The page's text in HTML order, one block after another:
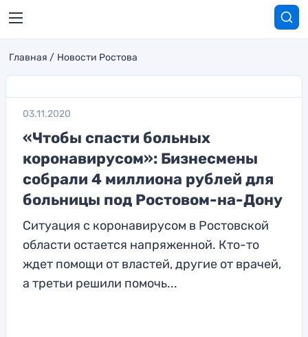
Главная Новости Ростова
03.11.2020
«Чтобы спасти больных
коронавирусом»: Бизнесмены
собрали 4 миллиона рублей для
больницы под Ростовом-на-Дону
Ситуация с коронавирусом в Ростовской
области остается напряженной. Кто-то
ждет помощи от властей, другие от врачей,
а третьи решили помочь...